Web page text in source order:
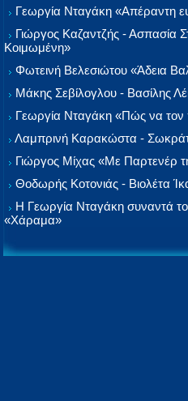
Γεωργία Νταγάκη «Aπέραντη
Γιώργος Καζαντζής - Ασπασία
Κοιμωμένη»
Φωτεινή Βελεσιώτου «Άδεια
Μάκης Σεβίλογλου - Βασίλης
Γεωργία Νταγάκη «Πώς να
Λαμπρινή Καρακώστα -
Γιώργος Μίχας «Με Παρτενέρ
Θοδωρής Κοτονιάς - Βιολέτα
Η Γεωργία Νταγάκη συναντά
«Χάραμα»